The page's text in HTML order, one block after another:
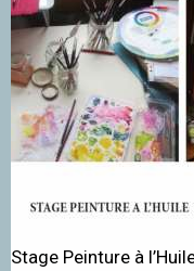
Stage Peinture à